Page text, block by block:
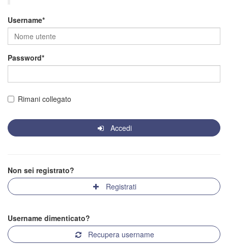
Username
Password
Rimani collegato
Accedi
Non sei registrato?
Registrati
Username dimenticato?
Recupera username